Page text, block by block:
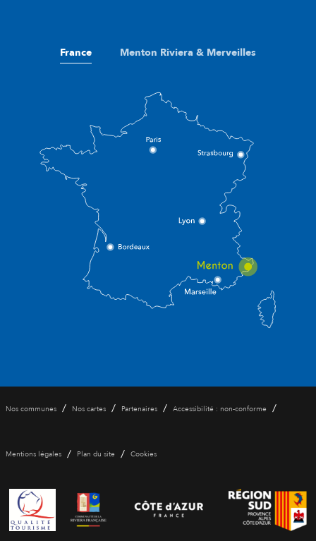
France Menton Riviera & Merveilles
Nos communes / Nos cartes / Partenaires / Accessibilité : non-conforme /
Mentions légales / Plan du site / Cookies